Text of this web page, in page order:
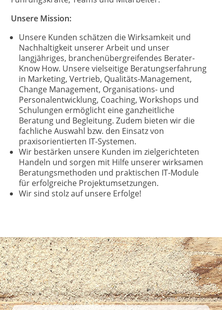
Unsere Mission:
Unsere Kunden schätzen die Wirksamkeit und
Nachhaltigkeit unserer Arbeit und unser
langjähriges, branchenübergreifendes Berater-
Know How. Unsere vielseitige Beratungserfahrung
in Marketing, Vertrieb, Qualitäts-Management,
Change Management, Organisations- und
Personalentwicklung, Coaching, Workshops und
Schulungen ermöglicht eine ganzheitliche
Beratung und Begleitung. Zudem bieten wir die
fachliche Auswahl bzw. den Einsatz von
praxisorientierten IT-Systemen.
Wir bestärken unsere Kunden im zielgerichteten
Handeln und sorgen mit Hilfe unserer wirksamen
Beratungsmethoden und praktischen IT-Module
für erfolgreiche Projektumsetzungen.
Wir sind stolz auf unsere Erfolge!